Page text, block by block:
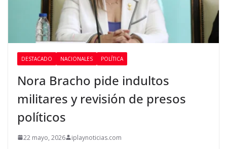
DESTACADO NACIONALES POLÍTICA
Nora Bracho pide indultos
militares y revisión de presos
políticos
22 mayo, 2026 iplaynoticias.com